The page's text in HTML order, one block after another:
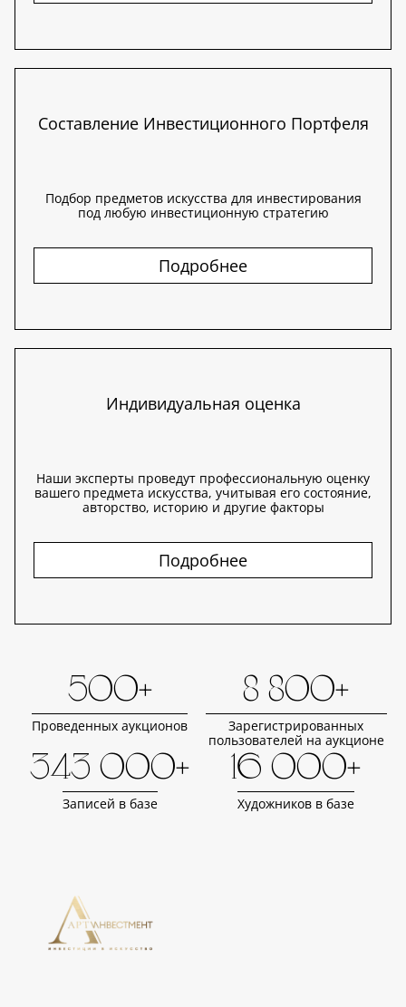
Составление Инвестиционного Портфеля
Подбор предметов искусства для инвестирования
под любую инвестиционную стратегию
Подробнее
Индивидуальная оценка
Наши эксперты проведут профессиональную оценку
вашего предмета искусства, учитывая его состояние,
авторство, историю и другие факторы
Подробнее
500+
Проведенных аукционов
8 800+
Зарегистрированных
пользователей на аукционе
343 000+
Записей в базе
16 000+
Художников в базе